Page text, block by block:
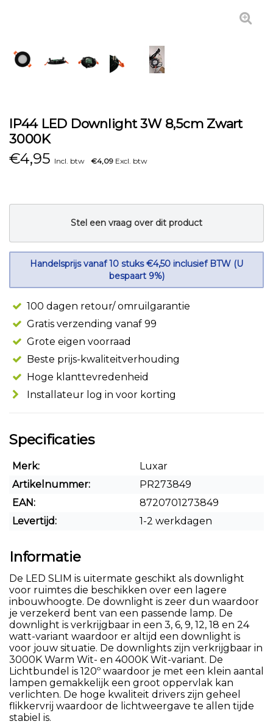
IP44 LED Downlight 3W 8,5cm Zwart
3000K
€4,95 Incl. btw €4,09 Excl. btw
Stel een vraag over dit product
Handelsprijs vanaf 10 stuks €4,50 inclusief BTW (U
bespaart 9%)
100 dagen retour/ omruilgarantie
Gratis verzending vanaf 99
Grote eigen voorraad
Beste prijs-kwaliteitverhouding
Hoge klanttevredenheid
Installateur log in voor korting
Specificaties
Merk:
Luxar
Artikelnummer:
PR273849
EAN:
8720701273849
Levertijd:
1-2 werkdagen
Informatie
De LED SLIM is uitermate geschikt als downlight
voor ruimtes die beschikken over een lagere
inbouwhoogte. De downlight is zeer dun waardoor
je verzekerd bent van een passende lamp. De
downlight is verkrijgbaar in een 3, 6, 9, 12, 18 en 24
watt-variant waardoor er altijd een downlight is
voor jouw situatie. De downlights zijn verkrijgbaar in
3000K Warm Wit- en 4000K Wit-variant. De
Lichtbundel is 120º waardoor je met een klein aantal
lampen gemakkelijk een groot oppervlak kan
verlichten. De hoge kwaliteit drivers zijn geheel
flikkervrij waardoor de lichtweergave te allen tijde
stabiel is.